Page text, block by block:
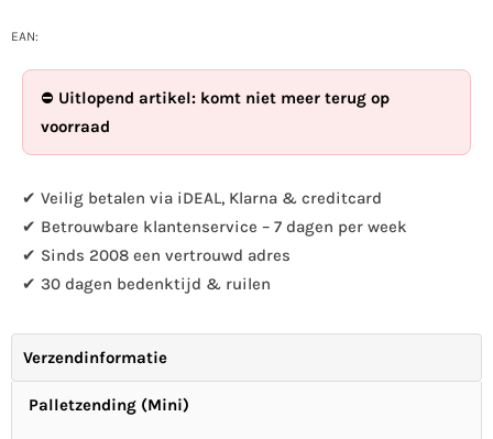
op
rots
op
EAN:
⛔ Uitlopend artikel: komt niet meer terug op
voorraad
✔ Veilig betalen via iDEAL, Klarna & creditcard
✔ Betrouwbare klantenservice – 7 dagen per week
✔ Sinds 2008 een vertrouwd adres
✔ 30 dagen bedenktijd & ruilen
Verzendinformatie
Palletzending (Mini)